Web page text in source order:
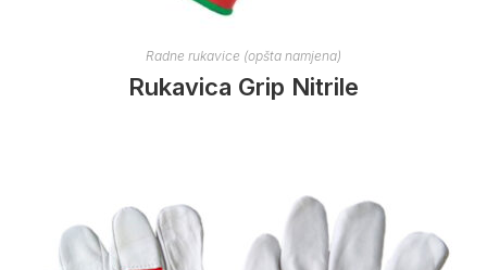
Radne rukavice (opšta namjena)
Rukavica Grip Nitrile